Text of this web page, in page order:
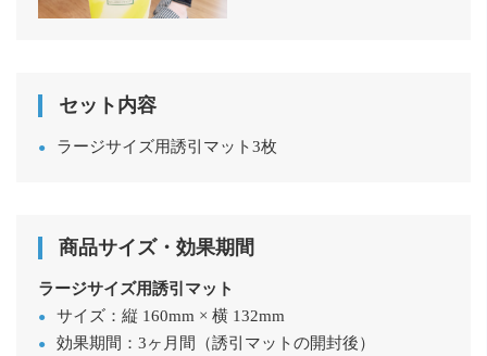
セット内容
ラージサイズ用誘引マット3枚
商品サイズ・効果期間
ラージサイズ用誘引マット
サイズ：縦 160mm × 横 132mm
効果期間：3ヶ月間（誘引マットの開封後）